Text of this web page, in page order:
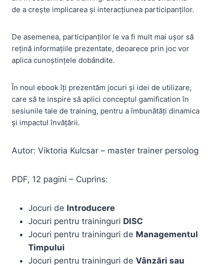
de a crește implicarea și interacțiunea participanților.
De asemenea, participanților le va fi mult mai ușor să
rețină informațiile prezentate, deoarece prin joc vor
aplica cunoștințele dobândite.
În noul ebook îți prezentăm jocuri și idei de utilizare,
care să te inspire să aplici conceptul gamification în
sesiunile tale de training, pentru a îmbunătăți dinamica
și impactul învățării.
Autor: Viktoria Kulcsar – master trainer persolog
PDF, 12 pagini – Cuprins:
Jocuri de Introducere
Jocuri pentru traininguri DISC
Jocuri pentru traininguri de Managementul
Timpului
Jocuri pentru traininguri de Vânzări sau